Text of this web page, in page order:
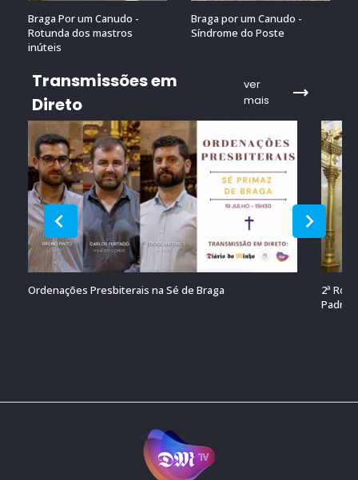
Braga Por um Canudo -
Rotunda dos mastros
inúteis
Braga por um Canudo -
Síndrome do Poste
Transmissões em
Direto
ver
mais
Ordenações Presbiterais na Sé de Braga
2ª